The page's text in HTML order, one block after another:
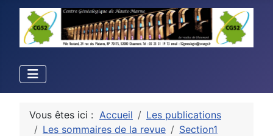
Vous êtes ici : Accueil
Les publications
Les sommaires de la revue
Section1